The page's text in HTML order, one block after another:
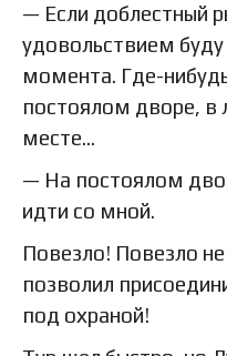
— Если доблестный
удовольствием
момента. Где-
постоялом дворе,
месте…
— На постоялом
идти со мной.
Повезло! Повезло
позволил
под охраной!